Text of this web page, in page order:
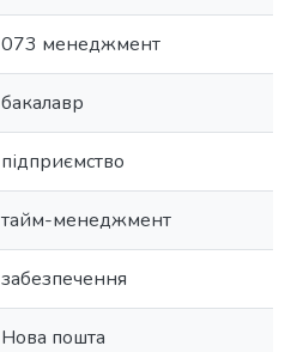
073 менеджмент
бакалавр
підприємство
тайм-менеджмент
забезпечення
Нова пошта